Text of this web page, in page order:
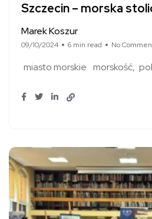
Szczecin – morska
Marek Koszur
09/10/2024 6 min read No
miasto morskie morskość